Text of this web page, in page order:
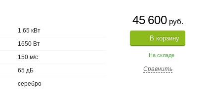
45 600руб.
В корзину
На складе
Сравнить
1.65 кВт
1650 Вт
150 м/с
65 дБ
серебро